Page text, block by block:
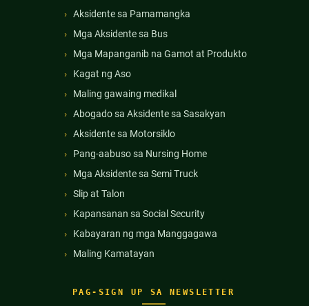
PAG-SIGN UP SA NEWSLETTER
Aksidente sa Pamamangka
Mga Aksidente sa Bus
Mga Mapanganib na Gamot at Produkto
Kagat ng Aso
Maling gawaing medikal
Abogado sa Aksidente sa Sasakyan
Aksidente sa Motorsiklo
Pang-aabuso sa Nursing Home
Mga Aksidente sa Semi Truck
Slip at Talon
Kapansanan sa Social Security
Kabayaran ng mga Manggagawa
Maling Kamatayan